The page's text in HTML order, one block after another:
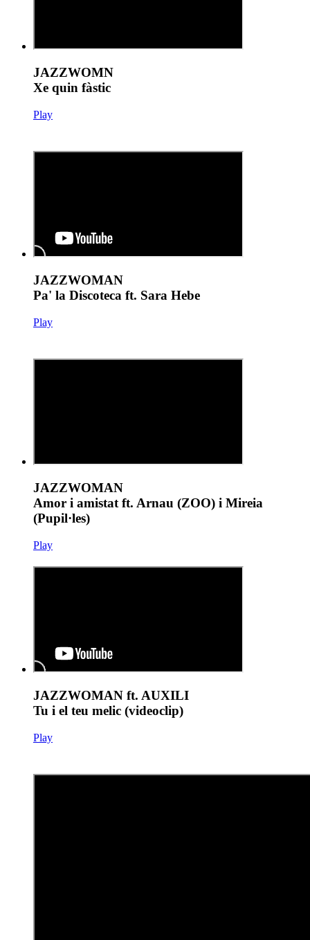
JAZZWOMN
Xe quin fàstic
Play
JAZZWOMAN
Pa' la Discoteca ft. Sara Hebe
Play
JAZZWOMAN
Amor i amistat ft. Arnau (ZOO) i Mireia
(Pupil·les)
Play
JAZZWOMAN ft. AUXILI
Tu i el teu melic (videoclip)
Play